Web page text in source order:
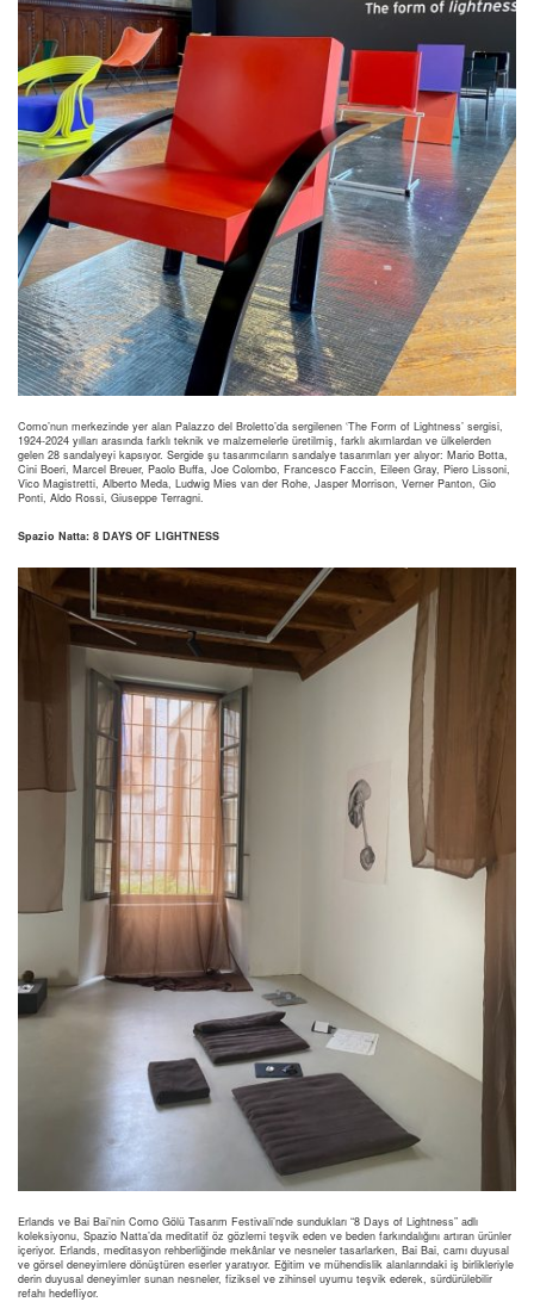
Como’nun merkezinde yer alan Palazzo del Broletto’da sergilenen ‘The Form of Lightness’ sergisi,
1924-2024 yılları arasında farklı teknik ve malzemelerle üretilmiş, farklı akımlardan ve ülkelerden
gelen 28 sandalyeyi kapsıyor. Sergide şu tasarımcıların sandalye tasarımları yer alıyor: Mario Botta,
Cini Boeri, Marcel Breuer, Paolo Buffa, Joe Colombo, Francesco Faccin, Eileen Gray, Piero Lissoni,
Vico Magistretti, Alberto Meda, Ludwig Mies van der Rohe, Jasper Morrison, Verner Panton, Gio
Ponti, Aldo Rossi, Giuseppe Terragni.
Spazio Natta: 8 DAYS OF LIGHTNESS
Erlands ve Bai Bai’nin Como Gölü Tasarım Festivali’nde sundukları “8 Days of Lightness” adlı
koleksiyonu, Spazio Natta’da meditatif öz gözlemi teşvik eden ve beden farkındalığını artıran ürünler
içeriyor. Erlands, meditasyon rehberliğinde mekânlar ve nesneler tasarlarken, Bai Bai, camı duyusal
ve görsel deneyimlere dönüştüren eserler yaratıyor. Eğitim ve mühendislik alanlarındaki iş birlikleriyle
derin duyusal deneyimler sunan nesneler, fiziksel ve zihinsel uyumu teşvik ederek, sürdürülebilir
refahı hedefliyor.